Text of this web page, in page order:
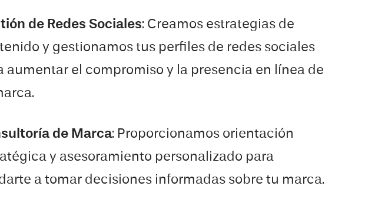
de Redes Sociales: Creamos estrategias de
y gestionamos tus perfiles de redes sociales
aumentar el compromiso y la presencia en línea de
de Marca: Proporcionamos orientación
y asesoramiento personalizado para
a tomar decisiones informadas sobre tu marca.